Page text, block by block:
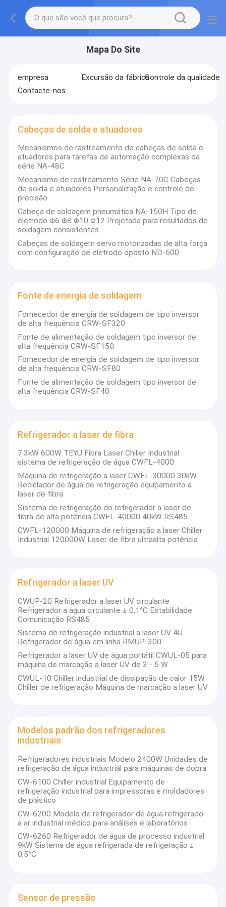
Mapa Do Site
empresa Excursão da fábricaControle da qualidade
Contacte-nos
Cabeças de solda e atuadores
Mecanismos de rastreamento de cabeças de solda e
atuadores para tarefas de automação complexas da
série NA-48C
Mecanismo de rastreamento Série NA-70C Cabeças
de solda e atuadores Personalização e controle de
precisão
Cabeça de soldagem pneumática NA-150H Tipo de
eletrodo Φ6 Φ8 Φ10 Φ12 Projetada para resultados de
soldagem consistentes
Cabeças de soldagem servo motorizadas de alta força
com configuração de eletrodo oposto ND-600
Fonte de energia de soldagem
Fornecedor de energia de soldagem de tipo inversor
de alta frequência CRW-SF320
Fonte de alimentação de soldagem tipo inversor de
alta frequência CRW-SF150
Fornecedor de energia de soldagem de tipo inversor
de alta frequência CRW-SF80
Fonte de alimentação de soldagem tipo inversor de
alta frequência CRW-SF40
Refrigerador a laser de fibra
7.3kW 600W TEYU Fibra Laser Chiller Industrial
sistema de refrigeração de água CWFL-4000
Máquina de refrigeração a laser CWFL-30000 30kW
Reciclador de água de refrigeração equipamento a
laser de fibra
Sistema de refrigeração do refrigerador a laser de
fibra de alta potência CWFL-40000 40kW RS485
CWFL-120000 Máquina de refrigeração a laser Chiller
Industrial 120000W Laser de fibra ultraalta potência
Refrigerador a laser UV
CWUP-20 Refrigerador a laser UV circulante
Refrigerador a água circulante ± 0,1°C Estabilidade
Comunicação RS485
Sistema de refrigeração industrial a laser UV 4U
Refrigerador de água em linha RMUP-300
Refrigerador a laser UV de água portátil CWUL-05 para
máquina de marcação a laser UV de 3 - 5 W
CWUL-10 Chiller industrial de dissipação de calor 15W
Chiller de refrigeração Máquina de marcação a laser UV
Modelos padrão dos refrigeradores
industriais
Refrigeradores industriais Modelo 2400W Unidades de
refrigeração de água industrial para máquinas de dobra
CW-6100 Chiller industrial Equipamento de
refrigeração industrial para impressoras e moldadores
de plástico
CW-6200 Modelo de refrigerador de água refrigerado
a ar industrial médico para análises e laboratórios
CW-6260 Refrigerador de água de processo industrial
9kW Sistema de água refrigerada de refrigeração ±
0,5°C
Sensor de pressão